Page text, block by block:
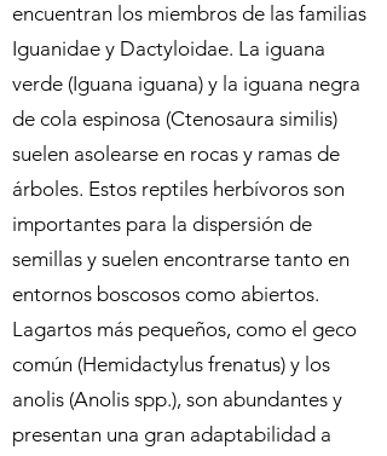
encuentran los miembros de las familias
Iguanidae y Dactyloidae. La iguana
verde (Iguana iguana) y la iguana negra
de cola espinosa (Ctenosaura similis)
suelen asolearse en rocas y ramas de
árboles. Estos reptiles herbívoros son
importantes para la dispersión de
semillas y suelen encontrarse tanto en
entornos boscosos como abiertos.
Lagartos más pequeños, como el geco
común (Hemidactylus frenatus) y los
anolis (Anolis spp.), son abundantes y
presentan una gran adaptabilidad a